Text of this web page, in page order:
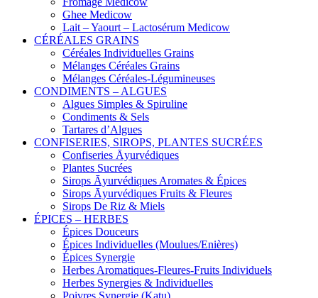
Ghee Medicow
Lait – Yaourt – Lactosérum Medicow
CÉRÉALES GRAINS
Céréales Individuelles Grains
Mélanges Céréales Grains
Mélanges Céréales-Légumineuses
CONDIMENTS – ALGUES
Algues Simples & Spiruline
Condiments & Sels
Tartares d’Algues
CONFISERIES, SIROPS, PLANTES SUCRÉES
Confiseries Āyurvédiques
Plantes Sucrées
Sirops Āyurvédiques Aromates & Épices
Sirops Āyurvédiques Fruits & Fleures
Sirops De Riz & Miels
ÉPICES – HERBES
Épices Douceurs
Épices Individuelles (Moulues/Enières)
Épices Synergie
Herbes Aromatiques-Fleures-Fruits Individuels
Herbes Synergies & Individuelles
Poivres Synergie (Katu)